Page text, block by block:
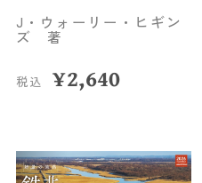
J・ウォーリー・ヒギン
ズ 著
税込 ¥2,640